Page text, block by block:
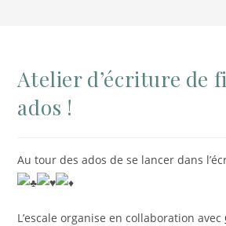
Atelier d’écriture de
ados !
Au tour des ados de se lancer dans
L’escale organise en collaboration avec